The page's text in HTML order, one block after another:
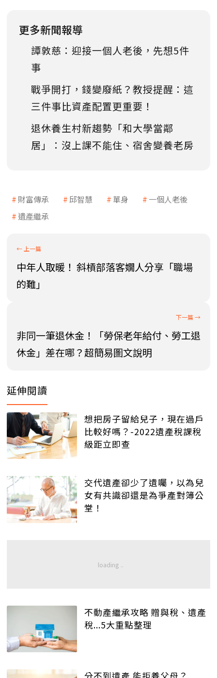
更多新聞報導
譚敦慈：迎接一個人老後，先想5件
事
戰爭開打，錢變廢紙？教授提醒：這
三件事比資產配置更重要！
退休養生村新趨勢「和大學當鄰
居」：沒上課不能住、宿舍變養老房
財富傳承 邱智慧 單身
一個人老後
遺產繼承
中年人取暖！ 斜槓部落客嫺人分享「職場
的難」
非同一筆退休金！「勞保老年給付、勞工退
休金」差在哪？超簡易圖文說明
延伸閱讀
想把房子留給兒子，現在過戶
比較好嗎？-2022遺產稅課稅
級距立即查
交代遺產卻少了遺囑，以為兒
女有共識卻還是為爭產對簿公
堂！
不動產繼承攻略 贈與稅、遺產
稅...5大重點整理